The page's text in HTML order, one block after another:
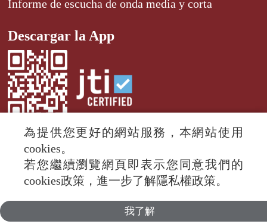
Informe de escucha de onda media y corta
Descargar la App
© 2024 RTI (Radio Taiwan International).
All rights reserved.
為提供您更好的網站服務，本網站使用
cookies。
若您繼續瀏覽網頁即表示您同意我們的
cookies政策，進一步了解隱私權政策。
我了解